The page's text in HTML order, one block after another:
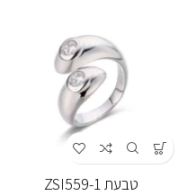
טבעת ZSI559-1